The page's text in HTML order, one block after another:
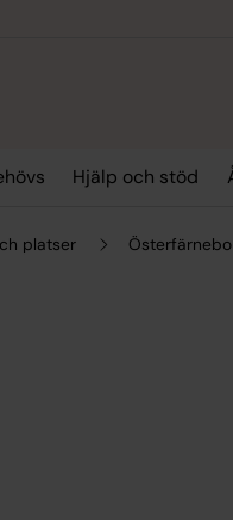
Hjälp och stöd
platser